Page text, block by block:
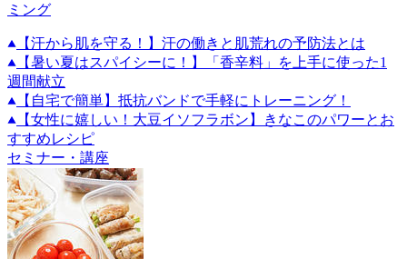
ミング
【汗から肌を守る！】汗の働きと肌荒れの予防法とは
【暑い夏はスパイシーに！】「香辛料」を上手に使った1
週間献立
【自宅で簡単】抵抗バンドで手軽にトレーニング！
【女性に嬉しい！大豆イソフラボン】きなこのパワーとお
すすめレシピ
セミナー・講座